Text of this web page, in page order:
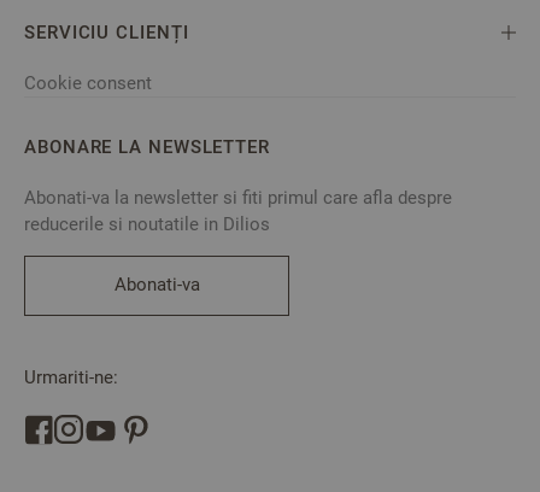
SERVICIU CLIENȚI
Cookie consent
ABONARE LA NEWSLETTER
Abonati-va la newsletter si fiti primul care afla despre
reducerile si noutatile in Dilios
Abonati-va
Urmariti-ne: